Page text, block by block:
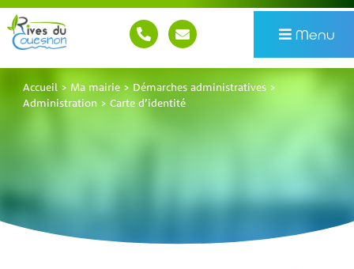
Menu
Accueil > Ma mairie> Démarches administratives>
Administration> Carte d’identité